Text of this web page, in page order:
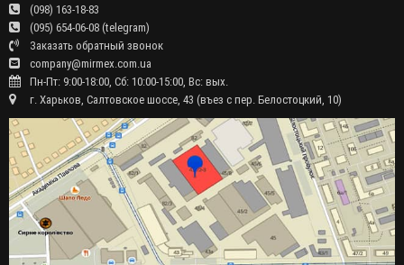
(098) 163-18-83
(095) 654-06-08 (telegram)
Заказать обратный звонок
company@mirmex.com.ua
Пн-Пт: 9:00-18:00, Сб: 10:00-15:00, Вс: вых.
г. Харьков, Салтовское шоссе, 43 (въез с пер. Белостоцкий, 10)